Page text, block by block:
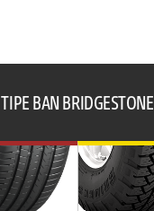
TIPE BAN BRIDGESTONE